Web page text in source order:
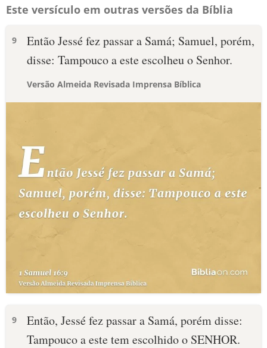
Este versículo em outras versões da Bíblia
9
Então Jessé fez passar a Samá; Samuel, porém,
disse: Tampouco a este escolheu o Senhor.
Versão Almeida Revisada Imprensa Bíblica
9
Então, Jessé fez passar a Samá, porém disse:
Tampouco a este tem escolhido o SENHOR.